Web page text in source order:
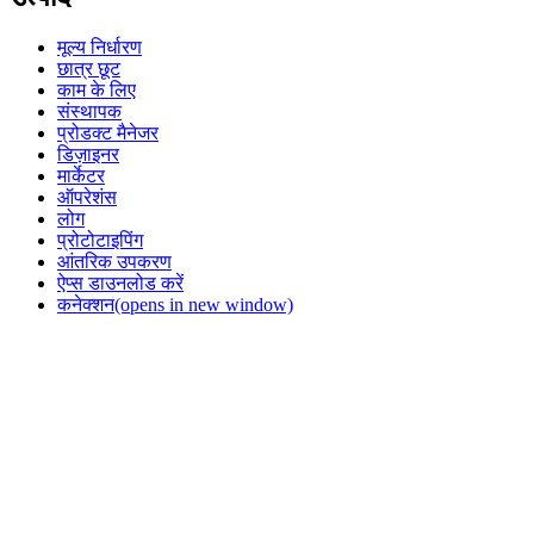
मूल्य निर्धारण
छात्र छूट
काम के लिए
संस्थापक
प्रोडक्ट मैनेजर
डिज़ाइनर
मार्केटर
ऑपरेशंस
लोग
प्रोटोटाइपिंग
आंतरिक उपकरण
ऐप्स डाउनलोड करें
कनेक्शन(opens in new window)